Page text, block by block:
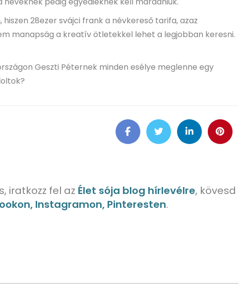
28ezer svájci frank a névkereső tarifa, azaz
manapság a kreatív ötletekkel lehet a legjobban keresni.
Geszti Péternek minden esélye meglenne egy
iratkozz fel az Élet sója blog hírlevélre, kövesd
Instagramon, Pinteresten.